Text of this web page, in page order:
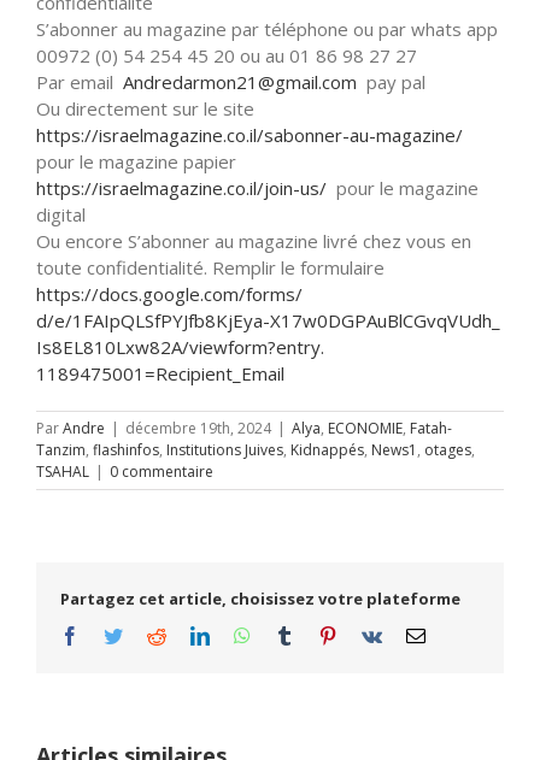
S’abonner au magazine par téléphone ou par whats app
00972 (0) 54 254 45 20 ou au 01 86 98 27 27
Par email Andredarmon21@gmail.com pay pal
Ou directement sur le site
https://israelmagazine.co.il/sabonner-au-magazine/
pour le magazine papier
https://israelmagazine.co.il/join-us/ pour le magazine
digital
Ou encore S’abonner au magazine livré chez vous en
toute confidentialité. Remplir le formulaire
https://docs.google.com/forms/
d/e/1FAIpQLSfPYJfb8KjEya-X17w0DGPAuBlCGvqVUdh_
Is8EL810Lxw82A/viewform?entry.
1189475001=Recipient_Email
ParAndre | décembre 19th, 2024 | Alya, ECONOMIE, Fatah-
Tanzim, flashinfos, Institutions Juives, Kidnappés, News1 , otages,
TSAHAL | 0 commentaire
Partagez cet article, choisissez votre plateforme
Facebook
TwitterRedditLinkedInWhatsApp
Tumblr Pinterest
Vk Email